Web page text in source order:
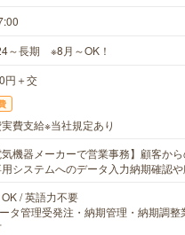
～長期 ※8月～OK！
円＋交
費支給※当社規定あり
気機器メーカーで営業事務】顧客か
システムへのデータ入力納期確認
/ 英語力不要
タ管理受発注・納期管理・納期調整